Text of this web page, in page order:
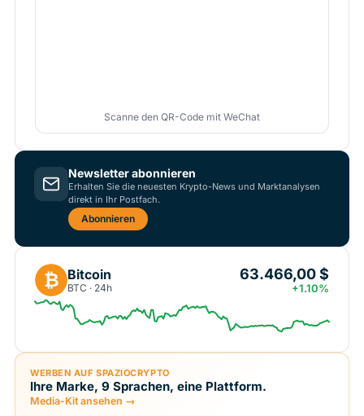
Scanne den QR-Code mit WeChat
Newsletter abonnieren
Erhalten Sie die neuesten Krypto-News und Marktanalysen
direkt in Ihr Postfach.
Abonnieren
₿ Bitcoin
BTC · 24h
63.466,00 $
+1.10%
WERBEN AUF SPAZIOCRYPTO
Ihre Marke, 9 Sprachen, eine Plattform.
Media-Kit ansehen →